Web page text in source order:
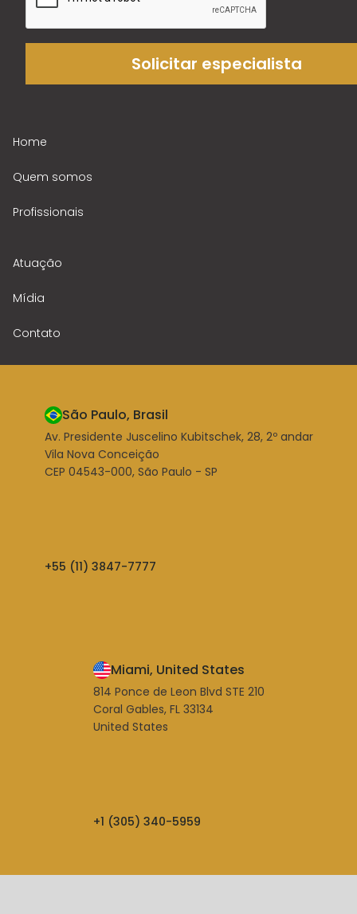
Solicitar especialista
Home
Quem somos
Profissionais
Atuação
Mídia
Contato
São Paulo, Brasil
Av. Presidente Juscelino Kubitschek, 28, 2º andar
Vila Nova Conceição
CEP 04543-000, São Paulo - SP
+55 (11) 3847-7777
Miami, United States
814 Ponce de Leon Blvd STE 210
Coral Gables, FL 33134
United States
+1 (305) 340-5959